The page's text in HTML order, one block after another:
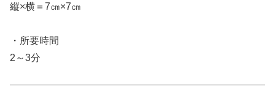
縦×横＝7㎝×7㎝
・所要時間
2～3分